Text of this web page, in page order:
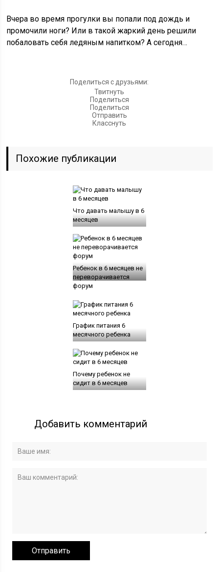
Вчера во время прогулки вы попали под дождь и
промочили ноги? Или в такой жаркий день решили
побаловать себя ледяным напитком? А сегодня…
Поделиться с друзьями:
Твитнуть
Поделиться
Поделиться
Отправить
Класснуть
Похожие публикации
Что давать малышу в 6
месяцев
Ребенок в 6 месяцев не
переворачивается
форум
График питания 6
месячного ребенка
Почему ребенок не
сидит в 6 месяцев
Добавить комментарий